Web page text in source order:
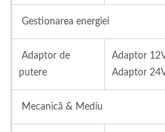
Gestionarea energiei
Adaptor de
putere
Adaptor
Adaptor
Mecanică & Mediu